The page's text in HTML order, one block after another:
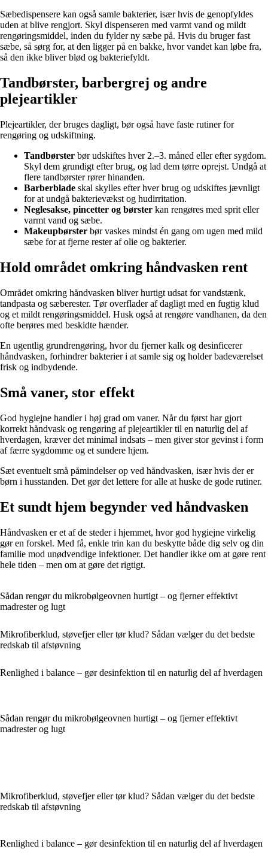
Sæbedispensere kan også samle bakterier, især hvis de genopfyldes
uden at blive rengjort. Skyl dispenseren med varmt vand og mildt
rengøringsmiddel, inden du fylder ny sæbe på. Hvis du bruger fast
sæbe, så sørg for, at den ligger på en bakke, hvor vandet kan løbe fra,
så den ikke bliver blød og bakteriefyldt.
Tandbørster, barbergrej og andre
plejeartikler
Plejeartikler, der bruges dagligt, bør også have faste rutiner for
rengøring og udskiftning.
Tandbørster bør udskiftes hver 2.–3. måned eller efter sygdom.
Skyl dem grundigt efter brug, og lad dem tørre oprejst. Undgå at
flere tandbørster rører hinanden.
Barberblade skal skylles efter hver brug og udskiftes jævnligt
for at undgå bakterievækst og hudirritation.
Neglesakse, pincetter og børster kan rengøres med sprit eller
varmt vand og sæbe.
Makeupbørster bør vaskes mindst én gang om ugen med mild
sæbe for at fjerne rester af olie og bakterier.
Hold området omkring håndvasken rent
Området omkring håndvasken bliver hurtigt udsat for vandstænk,
tandpasta og sæberester. Tør overflader af dagligt med en fugtig klud
og et mildt rengøringsmiddel. Husk også at rengøre vandhanen, da den
ofte berøres med beskidte hænder.
En ugentlig grundrengøring, hvor du fjerner kalk og desinficerer
håndvasken, forhindrer bakterier i at samle sig og holder badeværelset
frisk og indbydende.
Små vaner, stor effekt
God hygiejne handler i høj grad om vaner. Når du først har gjort
korrekt håndvask og rengøring af plejeartikler til en naturlig del af
hverdagen, kræver det minimal indsats – men giver stor gevinst i form
af færre sygdomme og et sundere hjem.
Sæt eventuelt små påmindelser op ved håndvasken, især hvis der er
børn i husstanden. Det gør det lettere for alle at huske de gode rutiner.
Et sundt hjem begynder ved håndvasken
Håndvasken er et af de steder i hjemmet, hvor god hygiejne virkelig
gør en forskel. Med få, enkle trin kan du beskytte både dig selv og din
familie mod unødvendige infektioner. Det handler ikke om at gøre rent
hele tiden – men om at gøre det rigtigt.
Sådan rengør du mikrobølgeovnen hurtigt – og fjerner effektivt
madrester og lugt
Mikrofiberklud, støvefjer eller tør klud? Sådan vælger du det bedste
redskab til afstøvning
Renlighed i balance – gør desinfektion til en naturlig del af hverdagen
Sådan rengør du mikrobølgeovnen hurtigt – og fjerner effektivt
madrester og lugt
Mikrofiberklud, støvefjer eller tør klud? Sådan vælger du det bedste
redskab til afstøvning
Renlighed i balance – gør desinfektion til en naturlig del af hverdagen